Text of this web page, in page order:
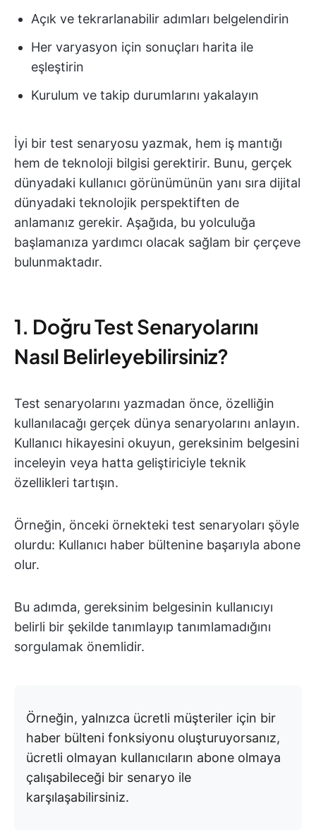
Açık ve tekrarlanabilir adımları belgelendirin
Her varyasyon için sonuçları harita ile
eşleştirin
Kurulum ve takip durumlarını yakalayın
İyi bir test senaryosu yazmak, hem iş mantığı
hem de teknoloji bilgisi gerektirir. Bunu, gerçek
dünyadaki kullanıcı görünümünün yanı sıra dijital
dünyadaki teknolojik perspektiften de
anlamanız gerekir. Aşağıda, bu yolculuğa
başlamanıza yardımcı olacak sağlam bir çerçeve
bulunmaktadır.
1. Doğru Test Senaryolarını
Nasıl Belirleyebilirsiniz?
Test senaryolarını yazmadan önce, özelliğin
kullanılacağı gerçek dünya senaryolarını anlayın.
Kullanıcı hikayesini okuyun, gereksinim belgesini
inceleyin veya hatta geliştiriciyle teknik
özellikleri tartışın.
Örneğin, önceki örnekteki test senaryoları şöyle
olurdu: Kullanıcı haber bültenine başarıyla abone
olur.
Bu adımda, gereksinim belgesinin kullanıcıyı
belirli bir şekilde tanımlayıp tanımlamadığını
sorgulamak önemlidir.
Örneğin, yalnızca ücretli müşteriler için bir
haber bülteni fonksiyonu oluşturuyorsanız,
ücretli olmayan kullanıcıların abone olmaya
çalışabileceği bir senaryo ile
karşılaşabilirsiniz.